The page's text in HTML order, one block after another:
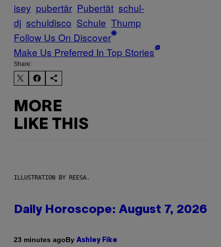
isey pubertär Pubertät schul-
dj schuldisco Schule Thump
Follow Us On Discover
Make Us Preferred In Top Stories
Share:
MORE
LIKE THIS
ILLUSTRATION BY REESA.
Daily Horoscope: August 7, 2026
23 minutes agoBy Ashley Fike